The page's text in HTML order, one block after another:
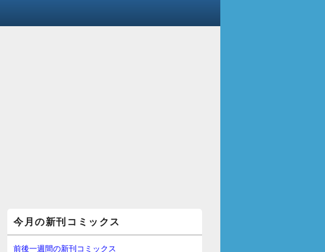
イ
ン
サ
今月の新刊コミックス
前後一週間の新刊コミックス